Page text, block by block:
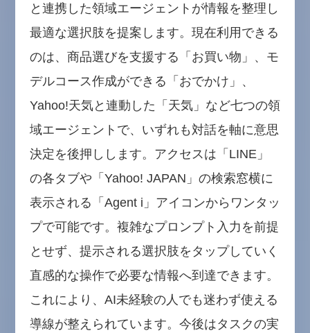
と連携した領域エージェントが情報を整理し
最適な選択肢を提案します。現在利用できる
のは、商品選びを支援する「お買い物」、モ
デルコース作成ができる「おでかけ」、
Yahoo!天気と連動した「天気」など七つの領
域エージェントで、いずれも対話を軸に意思
決定を後押しします。アクセスは「LINE」
の各タブや「Yahoo! JAPAN」の検索窓横に
表示される「Agent i」アイコンからワンタッ
プで可能です。複雑なプロンプト入力を前提
とせず、提示される選択肢をタップしていく
直感的な操作で必要な情報へ到達できます。
これにより、AI未経験の人でも迷わず使える
導線が整えられています。今後はタスクの実